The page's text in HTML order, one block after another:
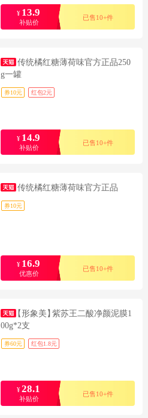
¥ 13.9
补贴价
已售10+件
传统橘红糖薄荷味官方正品250
g一罐
券10元 红包2元
¥ 14.9
补贴价
已售10+件
传统橘红糖薄荷味官方正品
券10元
¥ 16.9
优惠价
已售10+件
【形象美】紫苏王二酸净颜泥膜1
00g*2支
券60元 红包1.8元
¥ 28.1
补贴价
已售10+件